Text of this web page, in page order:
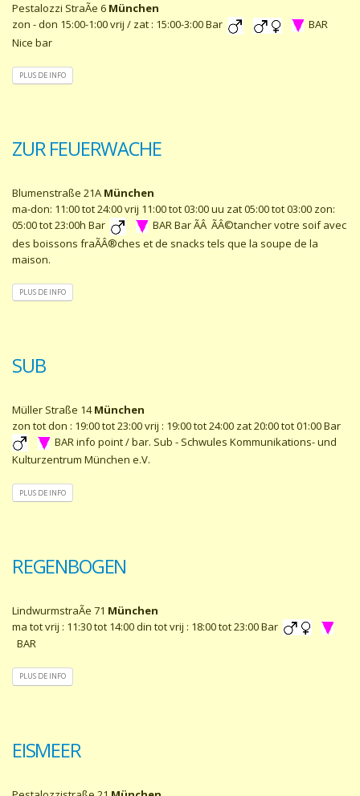
Pestalozzi StraÃe 6 München
zon - don 15:00-1:00 vrij / zat : 15:00-3:00 Bar
BAR
Nice bar
PLUS DE INFO
ZUR FEUERWACHE
Blumenstraße 21A München
ma-don: 11:00 tot 24:00 vrij 11:00 tot 03:00 uu zat 05:00 tot 03:00 zon:
05:00 tot 23:00h Bar
BAR Bar ÃÂ ÃÂ©tancher votre soif avec
des boissons fraÃÂ®ches et de snacks tels que la soupe de la
maison.
PLUS DE INFO
SUB
Müller Straße 14München
zon tot don : 19:00 tot 23:00 vrij : 19:00 tot 24:00 zat 20:00 tot 01:00 Bar
BAR info point / bar. Sub - Schwules Kommunikations- und
Kulturzentrum München e.V.
PLUS DE INFO
REGENBOGEN
LindwurmstraÃe 71 München
ma tot vrij : 11:30 tot 14:00 din tot vrij : 18:00 tot 23:00 Bar
BAR
PLUS DE INFO
EISMEER